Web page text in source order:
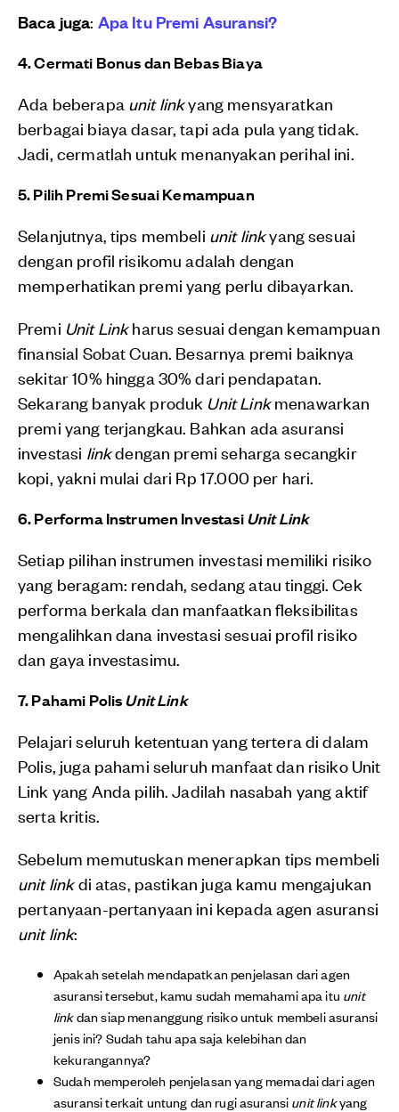
Baca juga: Apa Itu Premi Asuransi?
4. Cermati Bonus dan Bebas Biaya
Ada beberapa unit linkyang mensyaratkan
berbagai biaya dasar, tapi ada pula yang tidak.
Jadi, cermatlah untuk menanyakan perihal ini.
5. Pilih Premi Sesuai Kemampuan
Selanjutnya, tips membeli unit linkyang sesuai
dengan profil risikomu adalah dengan
memperhatikan premi yang perlu dibayarkan.
Premi Unit Linkharus sesuai dengan kemampuan
finansial Sobat Cuan. Besarnya premi baiknya
sekitar 10% hingga 30% dari pendapatan.
Sekarang banyak produk Unit Linkmenawarkan
premi yang terjangkau. Bahkan ada asuransi
investasi linkdengan premi seharga secangkir
kopi, yakni mulai dari Rp 17.000 per hari.
6. Performa Instrumen InvestasiUnit Link
Setiap pilihan instrumen investasi memiliki risiko
yang beragam: rendah, sedang atau tinggi. Cek
performa berkala dan manfaatkan fleksibilitas
mengalihkan dana investasi sesuai profil risiko
dan gaya investasimu.
7. Pahami PolisUnit Link
Pelajari seluruh ketentuan yang tertera di dalam
Polis, juga pahami seluruh manfaat dan risiko Unit
Link yang Anda pilih. Jadilah nasabah yang aktif
serta kritis.
Sebelum memutuskan menerapkan tips membeli
unit linkdi atas, pastikan juga kamu mengajukan
pertanyaan-pertanyaan ini kepada agen asuransi
unit link:
Apakah setelah mendapatkan penjelasan dari agen
asuransi tersebut, kamu sudah memahami apa itu unit
linkdan siap menanggung risiko untuk membeli asuransi
jenis ini? Sudah tahu apa saja kelebihan dan
kekurangannya?
Sudah memperoleh penjelasan yang memadai dari agen
asuransi terkait untung dan rugi asuransiunit linkyang